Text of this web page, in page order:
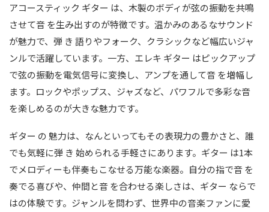
アコースティック ギター は、木製のボディが弦の振動を共鳴
させて音 を生み出すのが特徴です。温かみのあるなサウンド
が魅力で、弾 き 語りやフォーク、クラシックなど幅広いジャ
ンルで活躍しています。一方、エレキ ギター はピックアップ
で弦の振動を電気信号に変換し、アンプを通して音 を増幅し
ます。ロックやポップス、ジャズなど、パワフルで多彩な音
を楽しめるのが大きな魅力です。
ギター の 魅力は、なんといってもその表現力の豊かさと、誰
でも気軽に弾 き 始められる手軽さにあります。ギター は1本
でメロディーも伴奏もこなせる万能な楽器。自分の指で音 を
奏でる喜びや、仲間と音 を合わせる楽しさは、ギター ならで
はの体験です。ジャンルを問わず、世界中の音楽ファンに愛